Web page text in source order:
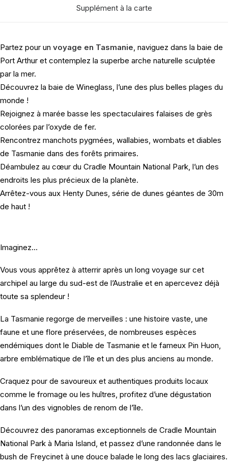
Supplément à la carte
Partez pour un voyage en Tasmanie, naviguez dans la baie de
Port Arthur et contemplez la superbe arche naturelle sculptée
par la mer.
Découvrez la baie de Wineglass, l’une des plus belles plages du
monde !
Rejoignez à marée basse les spectaculaires falaises de grès
colorées par l’oxyde de fer.
Rencontrez manchots pygmées, wallabies, wombats et diables
de Tasmanie dans des forêts primaires.
Déambulez au cœur du Cradle Mountain National Park, l’un des
endroits les plus précieux de la planète.
Arrêtez-vous aux Henty Dunes, série de dunes géantes de 30m
de haut !
Imaginez…
Vous vous apprêtez à atterrir après un long voyage sur cet
archipel au large du sud-est de l’Australie et en apercevez déjà
toute sa splendeur !
La Tasmanie regorge de merveilles : une histoire vaste, une
faune et une flore préservées, de nombreuses espèces
endémiques dont le Diable de Tasmanie et le fameux Pin Huon,
arbre emblématique de l’île et un des plus anciens au monde.
Craquez pour de savoureux et authentiques produits locaux
comme le fromage ou les huîtres, profitez d’une dégustation
dans l’un des vignobles de renom de l’île.
Découvrez des panoramas exceptionnels de Cradle Mountain
National Park à Maria Island, et passez d’une randonnée dans le
bush de Freycinet à une douce balade le long des lacs glaciaires.